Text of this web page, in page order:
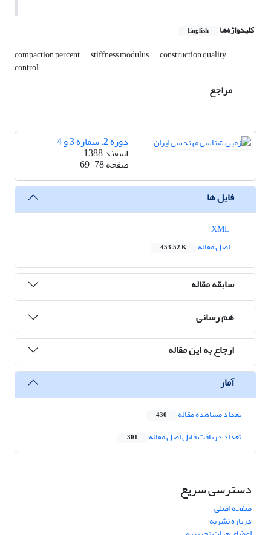
کلیدواژه‌ها English
compaction percent stiffness modulus construction quality
control
مراجع
دوره 2، شماره 3 و 4
اسفند 1388
صفحه69-78
فایل ها
اصل مقاله
453.52 K
سابقه مقاله
هم رسانی
ارجاع به این مقاله
آمار
تعداد مشاهده مقاله 430
تعداد دریافت فایل اصل مقاله 301
دسترسی سریع
صفحه اصلی
درباره نشریه